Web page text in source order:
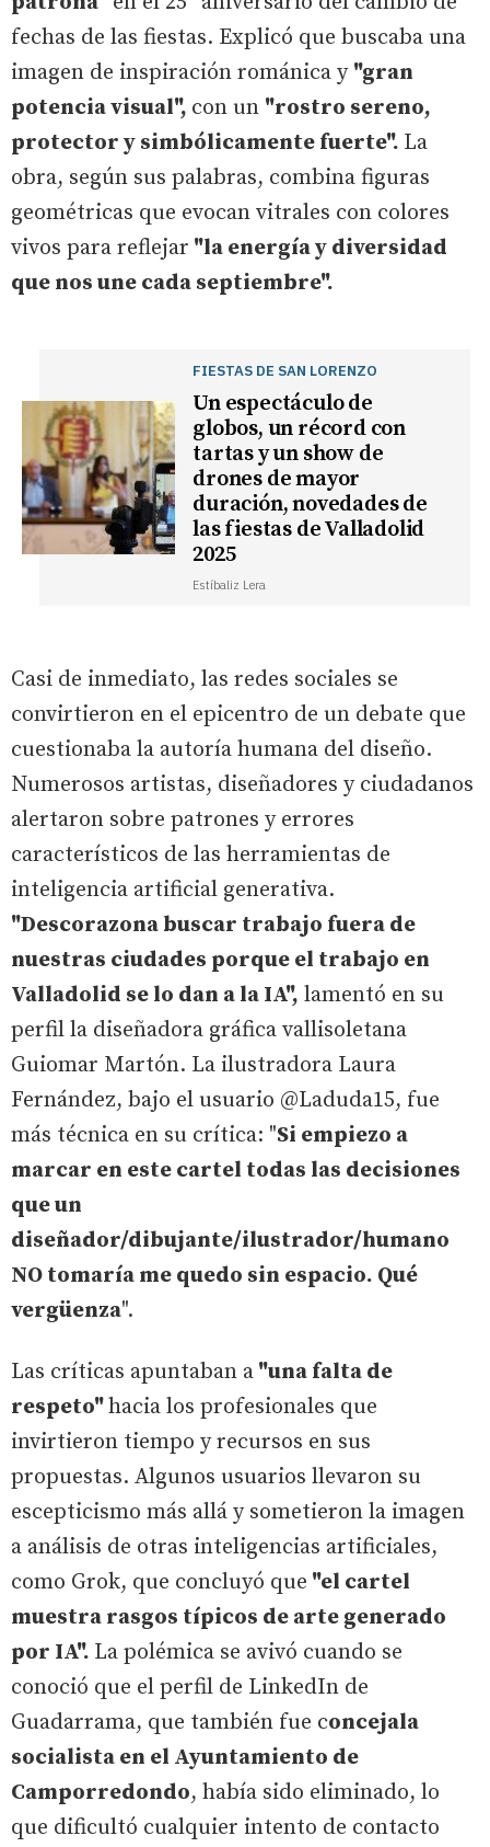
fechas de las fiestas. Explicó que buscaba una
imagen de inspiración románica y "gran
potencia visual", con un "rostro sereno,
protector y simbólicamente fuerte". La
obra, según sus palabras, combina figuras
geométricas que evocan vitrales con colores
vivos para reflejar "la energía y diversidad
que nos une cada septiembre".
FIESTAS DE SAN LORENZO
Un espectáculo de
globos, un récord con
tartas y un show de
drones de mayor
duración, novedades de
las fiestas de Valladolid
2025
Estíbaliz Lera
Casi de inmediato, las redes sociales se
convirtieron en el epicentro de un debate que
cuestionaba la autoría humana del diseño.
Numerosos artistas, diseñadores y ciudadanos
alertaron sobre patrones y errores
característicos de las herramientas de
inteligencia artificial generativa.
"Descorazona buscar trabajo fuera de
nuestras ciudades porque el trabajo en
Valladolid se lo dan a la IA", lamentó en su
perfil la diseñadora gráfica vallisoletana
Guiomar Martón. La ilustradora Laura
Fernández, bajo el usuario @Laduda15, fue
más técnica en su crítica: "Si empiezo a
marcar en este cartel todas las decisiones
que un
diseñador/dibujante/ilustrador/humano
NO tomaría me quedo sin espacio. Qué
vergüenza".
Las críticas apuntaban a "una falta de
respeto"hacia los profesionales que
invirtieron tiempo y recursos en sus
propuestas. Algunos usuarios llevaron su
escepticismo más allá y sometieron la imagen
a análisis de otras inteligencias artificiales,
como Grok, que concluyó que "el cartel
muestra rasgos típicos de arte generado
por IA". La polémica se avivó cuando se
conoció que el perfil de LinkedIn de
Guadarrama, que también fue concejala
socialista en el Ayuntamiento de
Camporredondo, había sido eliminado, lo
que dificultó cualquier intento de contacto